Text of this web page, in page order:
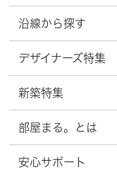
沿線から探す
デザイナーズ特集
新築特集
部屋まる。とは
安心サポート